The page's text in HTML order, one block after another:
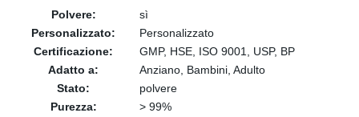
Polvere:
sì
Personalizzato:
Personalizzato
Certificazione:
GMP, HSE, ISO 9001, USP, BP
Adatto a:
Anziano, Bambini, Adulto
Stato:
polvere
Purezza:
> 99%